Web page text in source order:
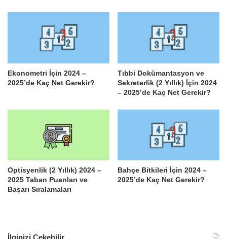
Ekonometri İçin 2024 –
2025’de Kaç Net Gerekir?
Tıbbi Dokümantasyon ve
Sekreterlik (2 Yıllık) İçin 2024
– 2025’de Kaç Net Gerekir?
Optisyenlik (2 Yıllık) 2024 –
2025 Taban Puanları ve
Başarı Sıralamaları
Bahçe Bitkileri İçin 2024 –
2025’de Kaç Net Gerekir?
İlginizi Çekebilir